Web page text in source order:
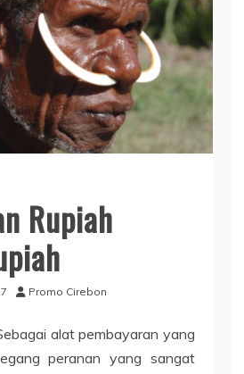
Rupiah
Promo Cirebon
alat pembayaran yang
peranan yang sangat